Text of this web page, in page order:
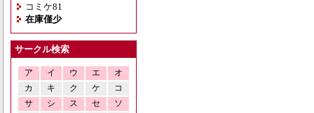
コミケ81
在庫僅少
サークル検索
ア イ ウ エ
オ
カ
キ ク ケ
コ
サ
シ ス セ
ソ